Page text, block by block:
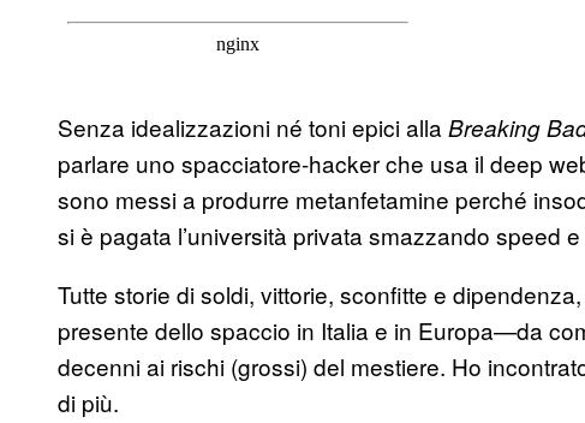
Senza idealizzazioni né toni epici alla Breaking
parlare uno spacciatore-hacker che usa il deep
sono messi a produrre metanfetamine perché
si è pagata l’università privata smazzando speed
Tutte storie di soldi, vittorie, sconfitte e
presente dello spaccio in Italia e in Europa—da
decenni ai rischi (grossi) del mestiere. Ho
di più.